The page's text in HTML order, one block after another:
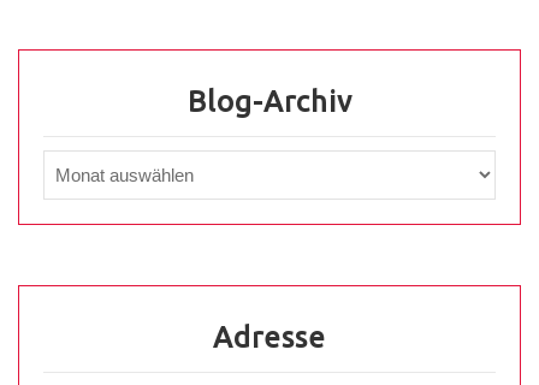
Blog-Archiv
Adresse